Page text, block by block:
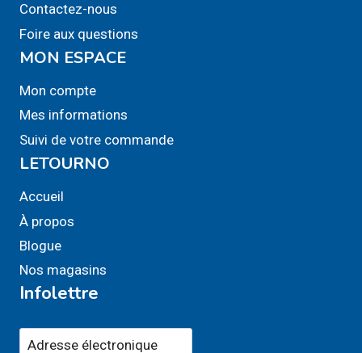
page
du
produit
Contactez-nous
Foire aux questions
MON ESPACE
Mon compte
Mes informations
Suivi de votre commande
LETOURNO
Accueil
À propos
Blogue
Nos magasins
Infolettre